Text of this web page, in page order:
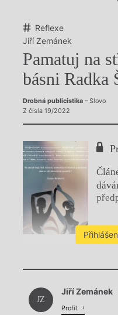
Reflexe
Jiří Zemánek
Pamatuj na
básni Radka
Drobná publicistika– Slovo
Z čísla 19/2022
JZ
Jiří Zemánek
Profil